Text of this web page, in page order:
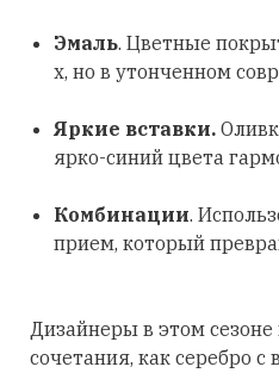
Эмаль. Цветные
х, но в утонченном
Яркие вставки.
ярко-синий цвета
Комбинации.
прием, который
Дизайнеры в этом
сочетания, как серебро